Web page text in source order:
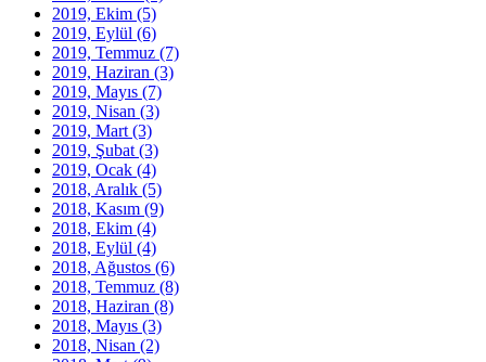
2019, Ekim (5)
2019, Eylül (6)
2019, Temmuz (7)
2019, Haziran (3)
2019, Mayıs (7)
2019, Nisan (3)
2019, Mart (3)
2019, Şubat (3)
2019, Ocak (4)
2018, Aralık (5)
2018, Kasım (9)
2018, Ekim (4)
2018, Eylül (4)
2018, Ağustos (6)
2018, Temmuz (8)
2018, Haziran (8)
2018, Mayıs (3)
2018, Nisan (2)